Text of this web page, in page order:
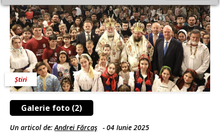
Galerie foto (2)
Știri
Un articol de:Andrei Fărcaş - 04 Iunie 2025